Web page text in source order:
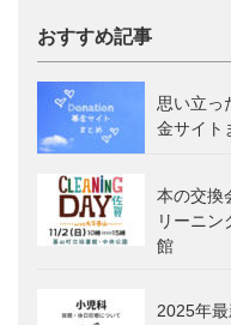
おすすめ記事
思い立っ
金サイト
本の交換
リーニ
館
2025年